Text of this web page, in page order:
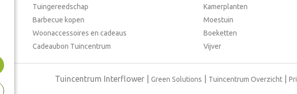
Tuingereedschap
Barbecue kopen
Woonaccessoires en cadeaus
Cadeaubon Tuincentrum
Kamerplanten
Moestuin
Boeketten
Vijver
Tuincentrum Interflower Green Solutions Tuincentrum Overzicht